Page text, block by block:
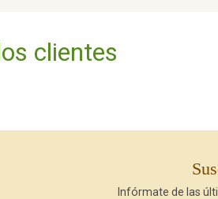
clientes
Infórmate de las